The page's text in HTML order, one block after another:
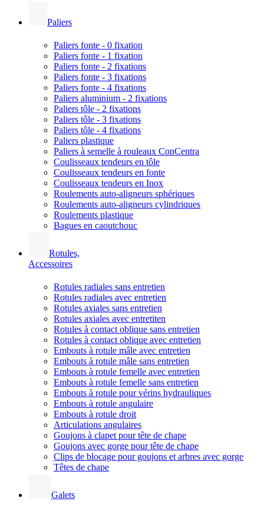
Paliers
Paliers fonte - 0 fixation
Paliers fonte - 1 fixation
Paliers fonte - 2 fixations
Paliers fonte - 3 fixations
Paliers fonte - 4 fixations
Paliers aluminium - 2 fixations
Paliers tôle - 2 fixations
Paliers tôle - 3 fixations
Paliers tôle - 4 fixations
Paliers plastique
Paliers à semelle à rouleaux ConCentra
Coulisseaux tendeurs en tôle
Coulisseaux tendeurs en fonte
Coulisseaux tendeurs en Inox
Roulements auto-aligneurs sphériques
Roulements auto-aligneurs cylindriques
Roulements plastique
Bagues en caoutchouc
Rotules,
Accessoires
Rotules radiales sans entretien
Rotules radiales avec entretien
Rotules axiales sans entretien
Rotules axiales avec entretiten
Rotules à contact oblique sans entretien
Rotules à contact oblique avec entretien
Embouts à rotule mâle avec entretien
Embouts à rotule mâle sans entretien
Embouts à rotule femelle avec entretien
Embouts à rotule femelle sans entretien
Embouts à rotule pour vérins hydrauliques
Embouts à rotule angulaire
Embouts à rotule droit
Articulations angulaires
Goujons à clapet pour tête de chape
Goujons avec gorge pour tête de chape
Clips de blocage pour goujons et arbres avec gorge
Têtes de chape
Galets